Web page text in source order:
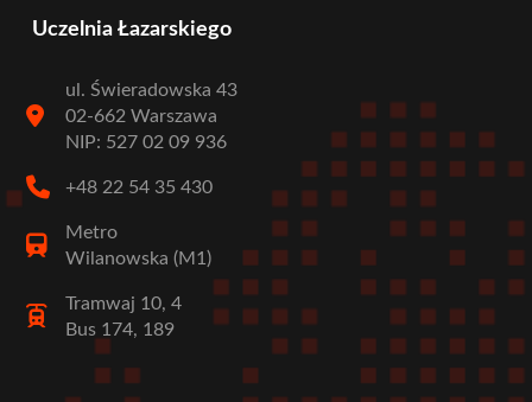
Uczelnia Łazarskiego
ul. Świeradowska 43
02-662 Warszawa
NIP: 527 02 09 936
+48 22 54 35 430
Metro
Wilanowska (M1)
Tramwaj 10, 4
Bus 174, 189